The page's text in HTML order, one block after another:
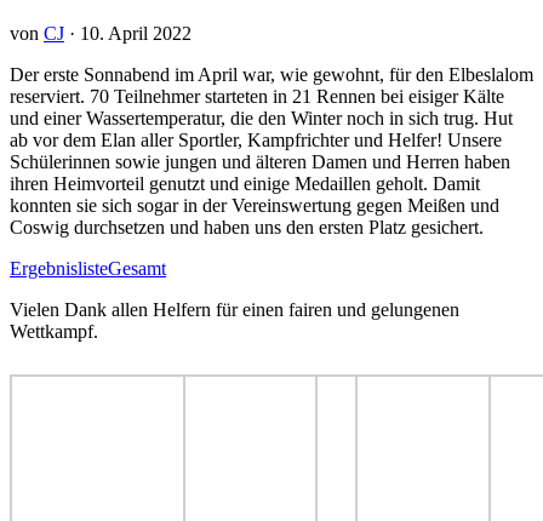
von CJ · 10. April 2022
Der erste Sonnabend im April war, wie gewohnt, für den Elbeslalom
reserviert. 70 Teilnehmer starteten in 21 Rennen bei eisiger Kälte
und einer Wassertemperatur, die den Winter noch in sich trug. Hut
ab vor dem Elan aller Sportler, Kampfrichter und Helfer! Unsere
Schülerinnen sowie jungen und älteren Damen und Herren haben
ihren Heimvorteil genutzt und einige Medaillen geholt. Damit
konnten sie sich sogar in der Vereinswertung gegen Meißen und
Coswig durchsetzen und haben uns den ersten Platz gesichert.
ErgebnislisteGesamt
Vielen Dank allen Helfern für einen fairen und gelungenen
Wettkampf.